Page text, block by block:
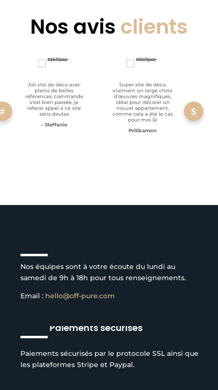
Nos avis clients
Joli site de déco avec
pleins de belles
références, commande
s’est bien passée, je
referai appel à ce site
sans doutes
– Steffanie
Super site de déco,
vraiment un large choix
d’œuvres magnifiques,
idéal pour décorer un
nouvel appartement,
comme cela a été le cas
pour moi 👍
Pritikamon
Nos équipes sont à votre écoute du lundi au
samedi de 9h à 18h pour tous renseignements.
Email : hello@off-pure.com
Paiements sécurisés
Paiements sécurisés par le protocole SSL ainsi que
les plateformes Stripe et Paypal.